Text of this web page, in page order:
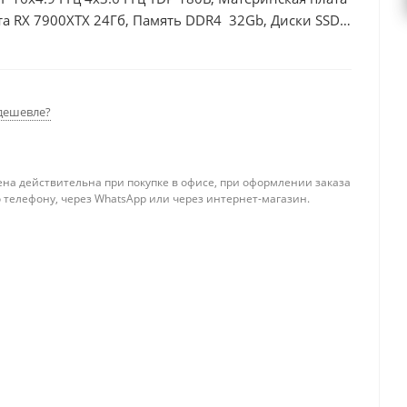
RX 7900XTX 24Гб, Память DDR4 32Gb, Диски SSD
действительна при покупке в офисе, при оформлении заказа
телефону, через WhatsApp или через интернет-магазин.